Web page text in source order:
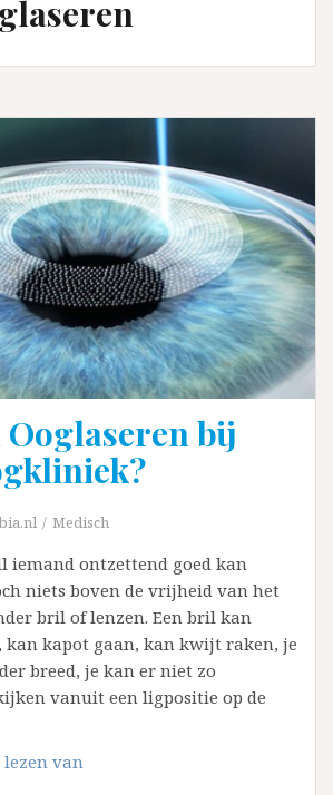
bij
Medisch
iemand ontzettend goed kan
niets boven de vrijheid van het
bril of lenzen. Een bril kan
kan kapot gaan, kan kwijt raken, je
breed, je kan er niet zo
vanuit een ligpositie op de
lezen van